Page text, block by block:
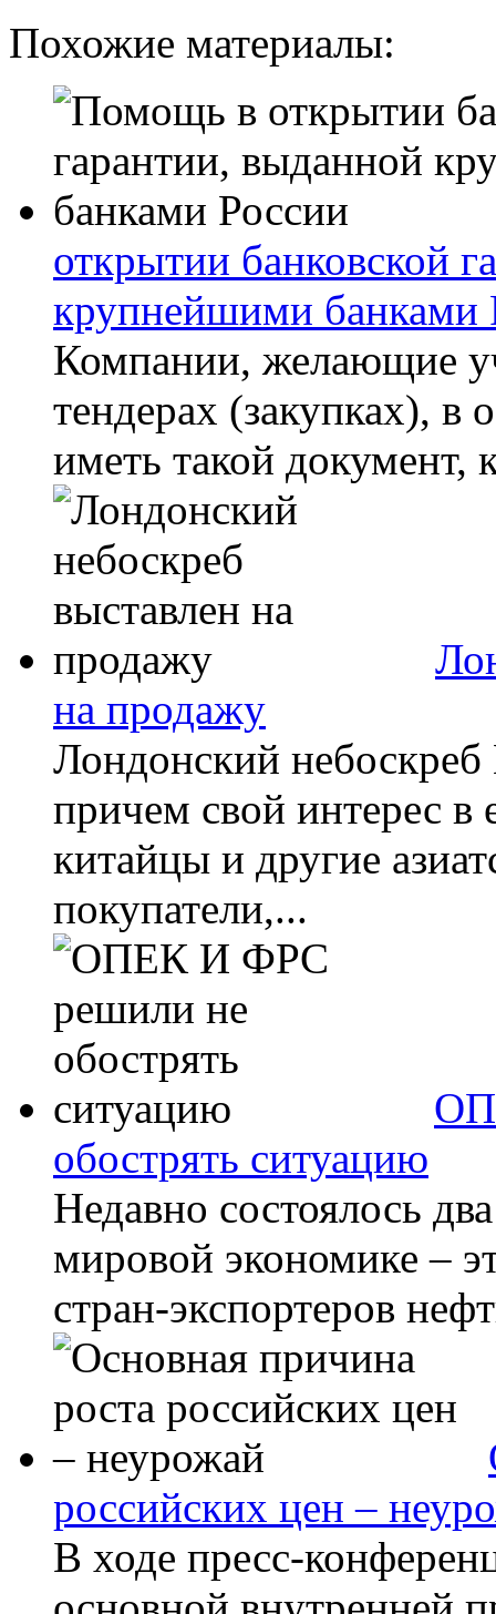
Похожие материалы:
открытии банковской
крупнейшими банками
Компании, желающие
тендерах (закупках), в
иметь такой документ,
на продажу
Лондонский небоскреб
причем свой интерес
китайцы и другие
покупатели,...
обострять ситуацию
Недавно состоялось
мировой экономике –
стран-экспортеров
российских цен –
В ходе пресс-